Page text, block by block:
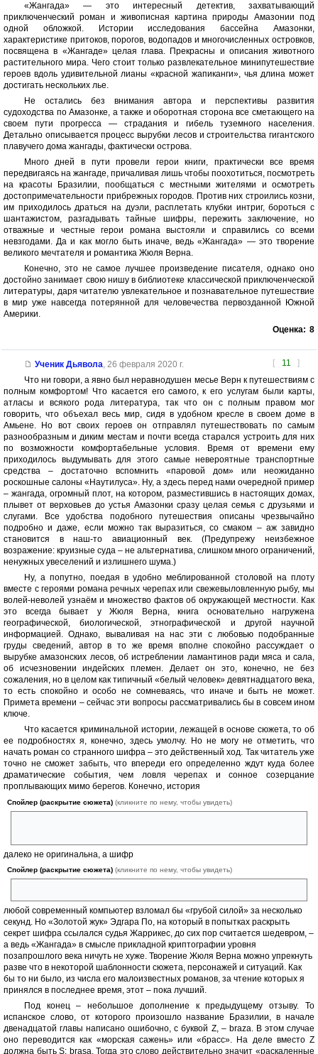
«Жангада» — это интересный детектив, захватывающий
приключенческий роман и живописная картина природы Амазонии под
одной обложкой. Истории исследования бассейна Амазонки,
характеристике притоков, порогов, водопадов и многочисленных островков,
посвящена в «Жангаде» целая глава. Прекрасны и описания животного
растительного мира. Чего стоит только развлекательное минипутешествие
героев вдоль удивительной лианы «красной жапиканги», чья длина может
достигать нескольких лье.
Не остались без внимания автора и перспективы развития
судоходства по Амазонке, а также и оборотная сторона все сметающего на
своем пути прогресса — страдания и гибель туземного населения.
Детально описывается процесс вырубки лесов и строительства гигантского
плавучего дома жангады, фактически острова.
Много дней в пути провели герои книги, практически все время
передвигаясь на жангаде, причаливая лишь чтобы поохотиться, посмотреть
на красоты Бразилии, пообщаться с местными жителями и осмотреть
достопримечательности прибрежных городов. Против них строились козни,
им приходилось драться на дуэли, расплетать клубки интриг, бороться с
шантажистом, разгадывать тайные шифры, пережить заключение, но
отважные и честные герои романа выстояли и справились со всеми
невзгодами. Да и как могло быть иначе, ведь «Жангада» — это творение
великого мечтателя и романтика Жюля Верна.
Конечно, это не самое лучшее произведение писателя, однако оно
достойно занимает свою нишу в библиотеке классической приключенческой
литературы, даря читателю увлекательное и познавательное путешествие
в мир уже навсегда потерянной для человечества первозданной Южной
Америки.
Оценка: 8
[ 11 ]
Ученик Дьявола, 26 февраля 2020 г.
Что ни говори, а явно был неравнодушен месье Верн к путешествиям с
полным комфортом! Что касается его самого, к его услугам были карты,
атласы и всякого рода литература, так что он с полным правом мог
говорить, что объехал весь мир, сидя в удобном кресле в своем доме в
Амьене. Но вот своих героев он отправлял путешествовать по самым
разнообразным и диким местам и почти всегда старался устроить для них
по возможности комфортабельные условия. Время от времени ему
приходилось выдумывать для этого самые невероятные транспортные
средства – достаточно вспомнить «паровой дом» или неожиданно
роскошные салоны «Наутилуса». Ну, а здесь перед нами очередной пример
– жангада, огромный плот, на котором, разместившись в настоящих домах,
плывет от верховьев до устья Амазонки сразу целая семья с друзьями и
слугами. Все удобства подобного путешествия описаны чрезвычайно
подробно и даже, если можно так выразиться, со смаком – аж завидно
становится в наш-то авиационный век. (Предупрежу неизбежное
возражение: круизные суда – не альтернатива, слишком много ограничений,
ненужных увеселений и излишнего шума.)
Ну, а попутно, поедая в удобно меблированной столовой на плоту
вместе с героями романа речных черепах или свежевыловленную рыбу, мы
волей-неволей узнаём и множество фактов об окружающей местности. Как
это всегда бывает у Жюля Верна, книга основательно нагружена
географической, биологической, этнографической и другой научной
информацией. Однако, вываливая на нас эти с любовью подобранные
груды сведений, автор в то же время вполне спокойно рассуждает о
вырубке амазонских лесов, об истреблении ламантинов ради мяса и сала,
об исчезновении индейских племен. Делает он это, конечно, не без
сожаления, но в целом как типичный «белый человек» девятнадцатого века,
то есть спокойно и особо не сомневаясь, что иначе и быть не может.
Примета времени – сейчас эти вопросы рассматривались бы в совсем ином
ключе.
Что касается криминальной истории, лежащей в основе сюжета, то об
ее подробностях я, конечно, здесь умолчу. Но не могу не отметить, что
начать роман со странного шифра – это действенный ход. Так читатель уже
точно не сможет забыть, что впереди его определенно ждут куда более
драматические события, чем ловля черепах и сонное созерцание
проплывающих мимо берегов. Конечно, история
Спойлер (раскрытие сюжета) (кликните по нему, чтобы увидеть)
далеко не оригинальна, а шифр
Спойлер (раскрытие сюжета) (кликните по нему, чтобы увидеть)
любой современный компьютер взломал бы «грубой силой» за несколько
секунд. Но «Золотой жук» Эдгара По, на который в попытках раскрыть
секрет шифра ссылался судья Жаррикес, до сих пор считается шедевром, –
а ведь «Жангада» в смысле прикладной криптографии уровня
позапрошлого века ничуть не хуже. Творение Жюля Верна можно упрекнуть
разве что в некоторой шаблонности сюжета, персонажей и ситуаций. Как
бы то ни было, из числа его малоизвестных романов, за чтение которых я
принялся в последнее время, этот – пока лучший.
Под конец – небольшое дополнение к предыдущему отзыву. То
испанское слово, от которого произошло название Бразилии, в начале
двенадцатой главы написано ошибочно, с буквой Z, – braza. В этом случае
оно переводится как «морская сажень» или «брасс». На деле вместо Z
должна быть S: brasa. Тогда это слово действительно значит «раскаленные